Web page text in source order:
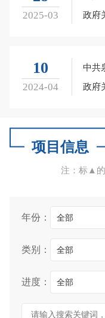
2025-03
政府
10
2024-04
中共
政府
项目信息
注：标▲
年份： 全部
类别： 全部
进度： 全部